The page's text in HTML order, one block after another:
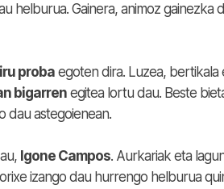
helburua. Gainera, animoz
proba egoten dira. Luzea, bertikala
bigarren egitea lortu dau. Beste
dau astegoienean.
Igone Campos. Aurkariak eta
izango dau hurrengo helburua